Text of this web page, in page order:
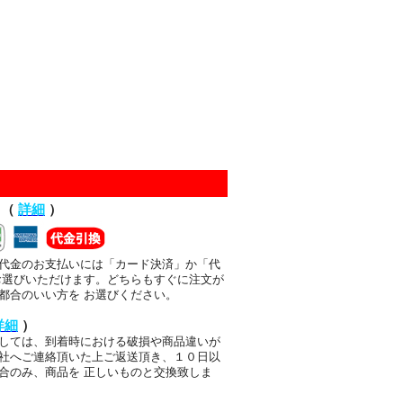
詳細 ）
金のお支払いには「カード決済」か「代
びいただけます。どちらもすぐに注文が
合のいい方を お選びください。
細 ）
ては、到着時における破損や商品違いが
へご連絡頂いた上ご返送頂き、１０日以
のみ、商品を 正しいものと交換致しま